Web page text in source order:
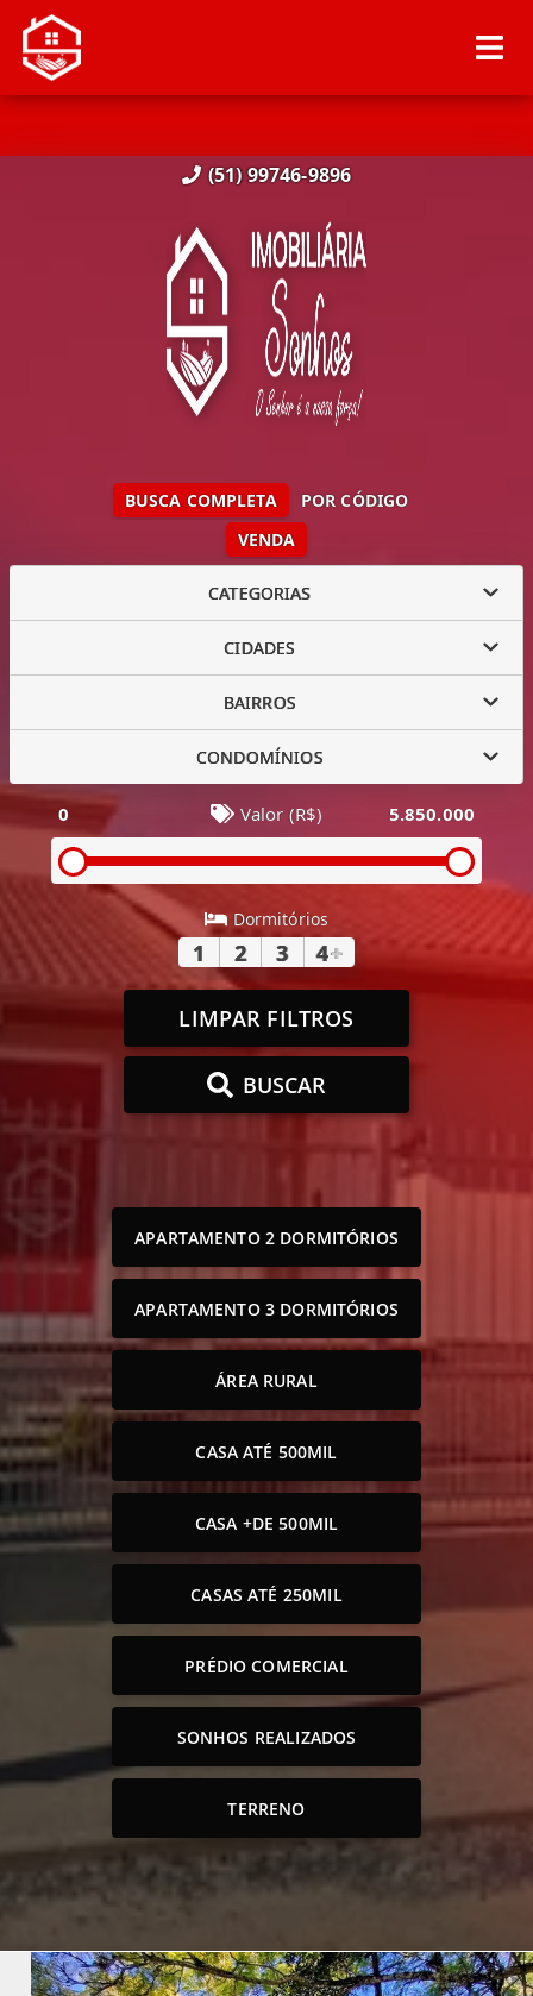
(51) 99746-9896
VENDA
BUSCA COMPLETA POR CÓDIGO
CATEGORIAS
CIDADES
BAIRROS
CONDOMÍNIOS
0 Valor (R$) 5.850.000
Dormitórios
1 2 3 4+
LIMPAR FILTROS
BUSCAR
APARTAMENTO 2 DORMITÓRIOS
APARTAMENTO 3 DORMITÓRIOS
ÁREA RURAL
CASA ATÉ 500MIL
CASA +DE 500MIL
CASAS ATÉ 250MIL
PRÉDIO COMERCIAL
SONHOS REALIZADOS
TERRENO